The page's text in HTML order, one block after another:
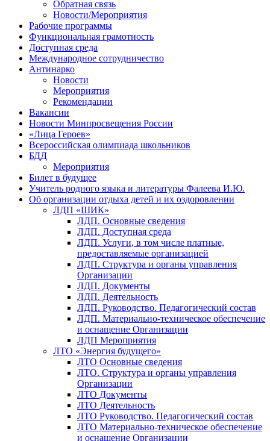
Обратная связь
Новости/Мероприятия
Рабочие программы
Функциональная грамотность
Доступная среда
Международное сотрудничество
Антинарко
Новости
Мероприятия
Рекомендации
Вакансии
Новости Минпросвещения России
«Лица Героев»
Всероссийская олимпиада школьников
БДД
Мероприятия
Билет в будущее
Учитель родного языка и литературы Фалеева И.Ю.
Об организации отдыха детей и их оздоровлении
ЛДП «ШИК»
ЛДП. Основные сведения
ЛДП. Доступная среда
ЛДП. Услуги, в том числе платные,
предоставляемые организацией
ЛДП. Структура и органы управления
Организации
ЛДП. Документы
ЛДП. Деятельность
ЛДП. Руководство. Педагогический состав
ЛДП. Материально-техническое обеспечение
и оснащение Организации
ЛДП Мероприятия
ЛТО «Энергия будущего»
ЛТО Основные сведения
ЛТО. Структура и органы управления
Организации
ЛТО Документы
ЛТО Деятельность
ЛТО Руководство. Педагогический состав
ЛТО Материально-техническое обеспечение
и оснащение Организации